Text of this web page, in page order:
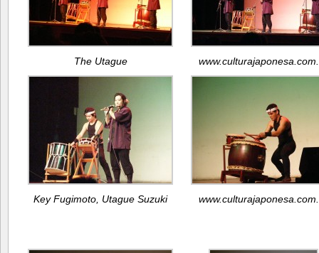
The Utague
Key Fugimoto, Utague Suzuki